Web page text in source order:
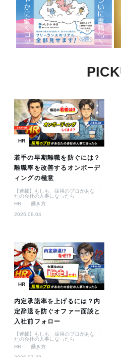
HR
若手の早期離職を防ぐには？
離職率を改善するオンボーデ
ィングの極意
【連載】もしも、採用のプロがあな
たの会社の人事になったら
HR
働き方
2026.08.04
HR
内定承諾率を上げるには？内
定辞退を防ぐオファー面談と
入社前フォロー
【連載】もしも、採用のプロがあな
たの会社の人事になったら
HR
働き方